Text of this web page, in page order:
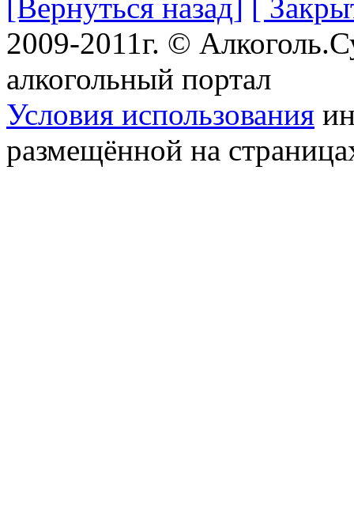
[Вернуться назад]
[
2009-2011г. ©
алкогольный портал
Условия использования
размещённой на